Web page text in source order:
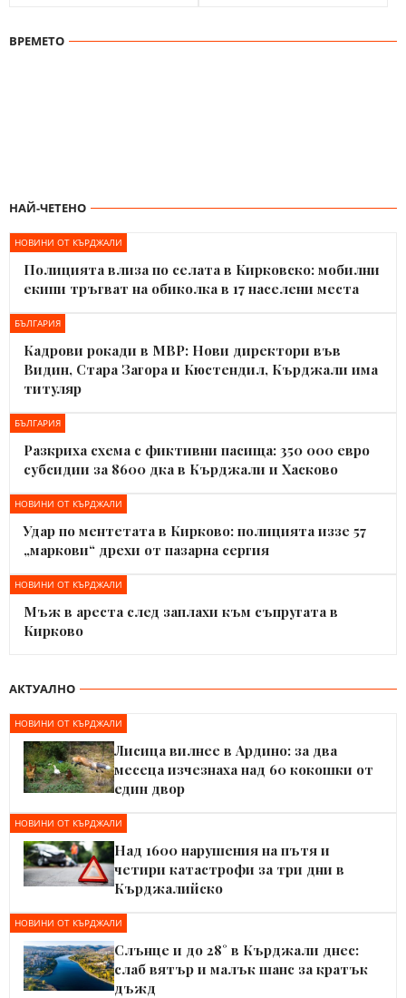
ВРЕМЕТО
НАЙ-ЧЕТЕНО
НОВИНИ ОТ КЪРДЖАЛИ
Полицията влиза по селата в Кирковско: мобилни
екипи тръгват на обиколка в 17 населени места
БЪЛГАРИЯ
Кадрови рокади в МВР: Нови директори във
Видин, Стара Загора и Кюстендил, Кърджали има
титуляр
БЪЛГАРИЯ
Разкриха схема с фиктивни пасища: 350 000 евро
субсидии за 8600 дка в Кърджали и Хасково
НОВИНИ ОТ КЪРДЖАЛИ
Удар по ментетата в Кирково: полицията иззе 57
„маркови“ дрехи от пазарна сергия
НОВИНИ ОТ КЪРДЖАЛИ
Мъж в ареста след заплахи към съпругата в
Кирково
АКТУАЛНО
НОВИНИ ОТ КЪРДЖАЛИ
Лисица вилнее в Ардино: за два
месеца изчезнаха над 60 кокошки от
един двор
НОВИНИ ОТ КЪРДЖАЛИ
Над 1600 нарушения на пътя и
четири катастрофи за три дни в
Кърджалийско
НОВИНИ ОТ КЪРДЖАЛИ
Слънце и до 28° в Кърджали днес:
слаб вятър и малък шанс за кратък
дъжд